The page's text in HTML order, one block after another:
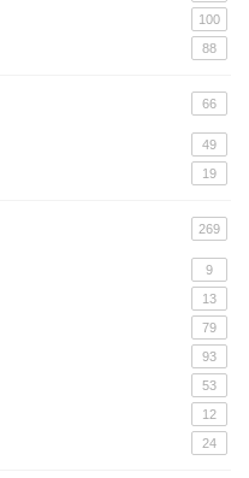
100
88
66
49
19
269
9
13
79
93
53
12
24